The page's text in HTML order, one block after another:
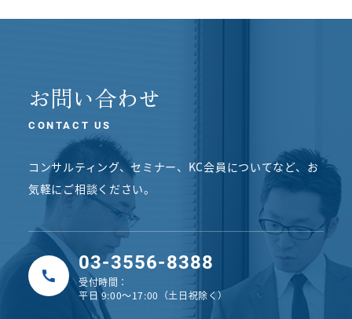
お問い合わせ
CONTACT US
コンサルティング、セミナー、KC会員についてなど、 お
気軽にご相談ください。
03-3556-8388
受付時間：
平日 9:00〜17:00（土日祝除く）